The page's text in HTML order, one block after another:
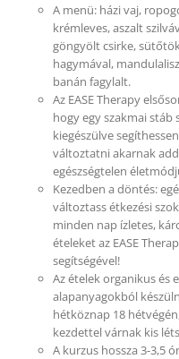
A menü: házi vaj,
krémleves, aszalt
göngyölt csirke,
hagymával,
banán fagylalt.
Az EASE Therapy
hogy egy szakmai stáb
kiegészülve
változtatni akarnak
egészségtelen
Kezedben a döntés:
változtass étkezési
minden nap ízletes,
ételeket az EASE
segítségével!
Az ételek organikus és
alapanyagokból
hétköznap 18
kezdettel várnak kis
A kurzus hossza 3-3,5